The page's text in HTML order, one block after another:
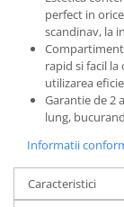
perfect in
scandinav, la
rapid si facil
utilizarea
Garantie de 2
lung,
Informatii
Caracteristici